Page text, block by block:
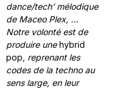
dance/tech’ mélodique
de Maceo Plex, …
Notre volonté est de
produire unehybrid
pop, reprenant les
codes de la techno au
sens large, en leur